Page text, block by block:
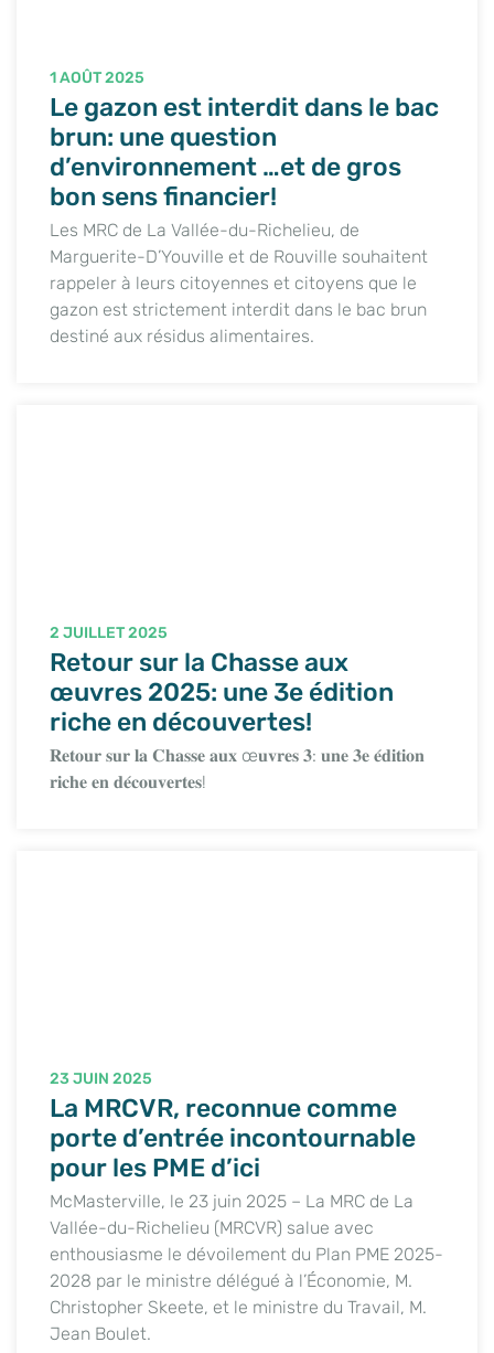
1 AOÛT 2025
Le gazon est interdit dans le bac
brun: une question
d’environnement …et de gros
bon sens financier!
Les MRC de La Vallée-du-Richelieu, de
Marguerite-D’Youville et de Rouville souhaitent
rappeler à leurs citoyennes et citoyens que le
gazon est strictement interdit dans le bac brun
destiné aux résidus alimentaires.
2 JUILLET 2025
Retour sur la Chasse aux
œuvres 2025: une 3e édition
riche en découvertes!
𝐑𝐞𝐭𝐨𝐮𝐫 𝐬𝐮𝐫 𝐥𝐚 𝐂𝐡𝐚𝐬𝐬𝐞 𝐚𝐮𝐱 œ𝐮𝐯𝐫𝐞𝐬 𝟑: 𝐮𝐧𝐞 𝟑𝐞 𝐞́𝐝𝐢𝐭𝐢𝐨𝐧
𝐫𝐢𝐜𝐡𝐞 𝐞𝐧 𝐝𝐞́𝐜𝐨𝐮𝐯𝐞𝐫𝐭𝐞𝐬!
23 JUIN 2025
La MRCVR, reconnue comme
porte d’entrée incontournable
pour les PME d’ici
McMasterville, le 23 juin 2025 – La MRC de La
Vallée-du-Richelieu (MRCVR) salue avec
enthousiasme le dévoilement du Plan PME 2025-
2028 par le ministre délégué à l’Économie, M.
Christopher Skeete, et le ministre du Travail, M.
Jean Boulet.